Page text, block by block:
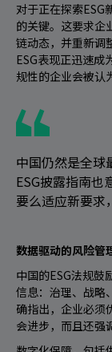
对于正在探索ESG
的关键。这要求企
链动态，并重新调
ESG表现正迅速成
规性的企业会被认
中国仍然是全球
ESG披露指南也
要么适应新要求
数据驱动的风险管
中国的ESG法规鼓
信息：治理、战略
确指出，企业必须
会进步，而且还强